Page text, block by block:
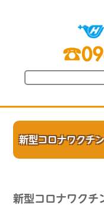
新型コロナワクチ
新型コロナワクチ